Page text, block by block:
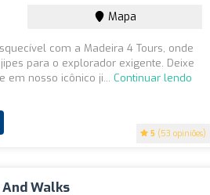
5 (53 opiniões)
Mapa
com a Madeira 4 Tours, onde
para o explorador exigente. Deixe
em nosso icônico ji... Continuar lendo
Walks